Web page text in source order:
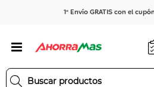
1º Envío GRATIS con el